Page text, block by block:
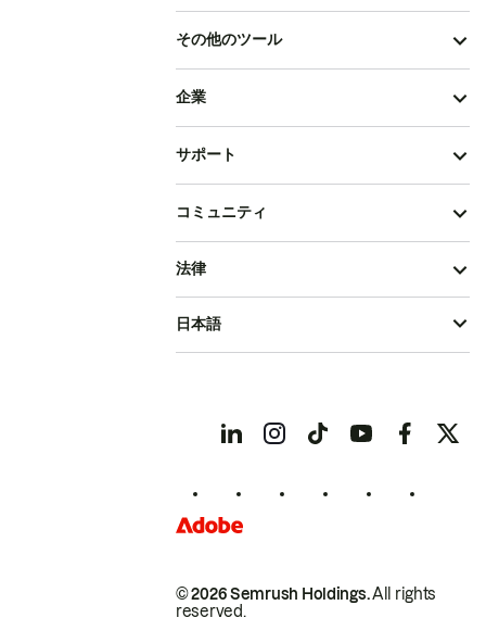
その他のツール
企業
サポート
コミュニティ
© 2026 Semrush Holdings.All rights
reserved.
法律
日本語